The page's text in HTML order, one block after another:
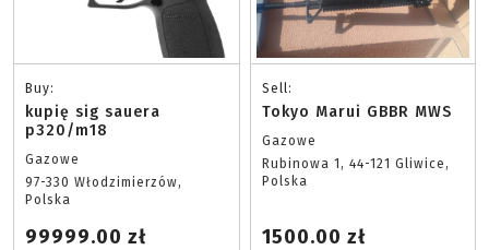
Buy:
kupię sig sauera
p320/m18
Gazowe
97-330 Włodzimierzów,
Polska
99999.00 zł
Sell:
Tokyo Marui GBBR MWS
Gazowe
Rubinowa 1, 44-121 Gliwice,
Polska
1500.00 zł